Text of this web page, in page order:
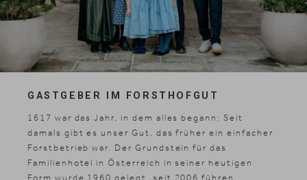
GASTGEBER IM FORSTHOFGUT
1617 war das Jahr, in dem alles begann: Seit
damals gibt es unser Gut, das früher ein einfacher
Forstbetrieb war. Der Grundstein für das
Familienhotel in Österreich in seiner heutigen
Form wurde 1960 gelegt, seit 2006 führen